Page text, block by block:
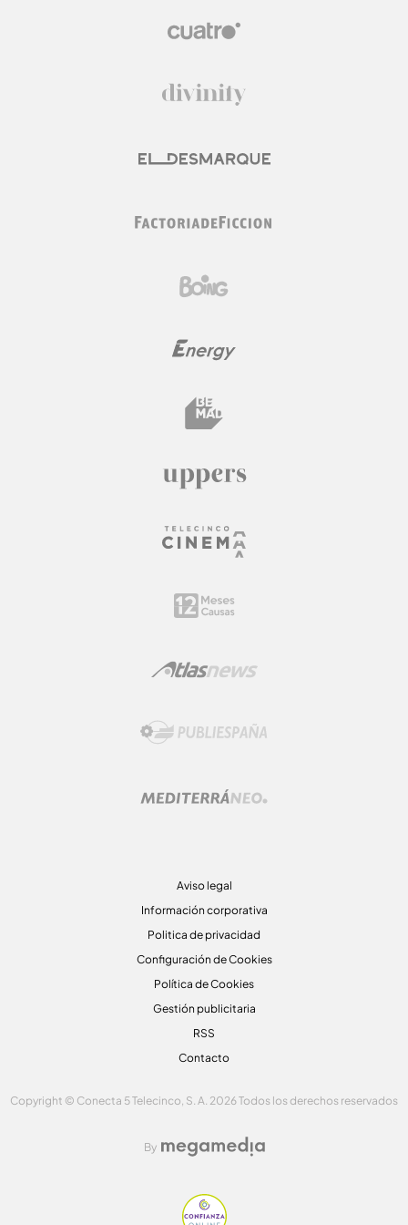
Aviso legal
Información corporativa
Politica de privacidad
Configuración de Cookies
Política de Cookies
Gestión publicitaria
RSS
Contacto
Copyright © Conecta 5 Telecinco, S. A. 2026 Todos los derechos reservados
By